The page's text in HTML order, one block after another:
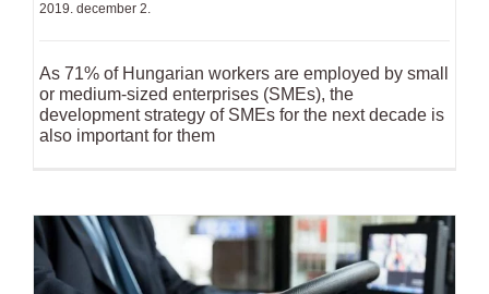
2019. december 2.
As 71% of Hungarian workers are employed by small
or medium-sized enterprises (SMEs), the
development strategy of SMEs for the next decade is
also important for them